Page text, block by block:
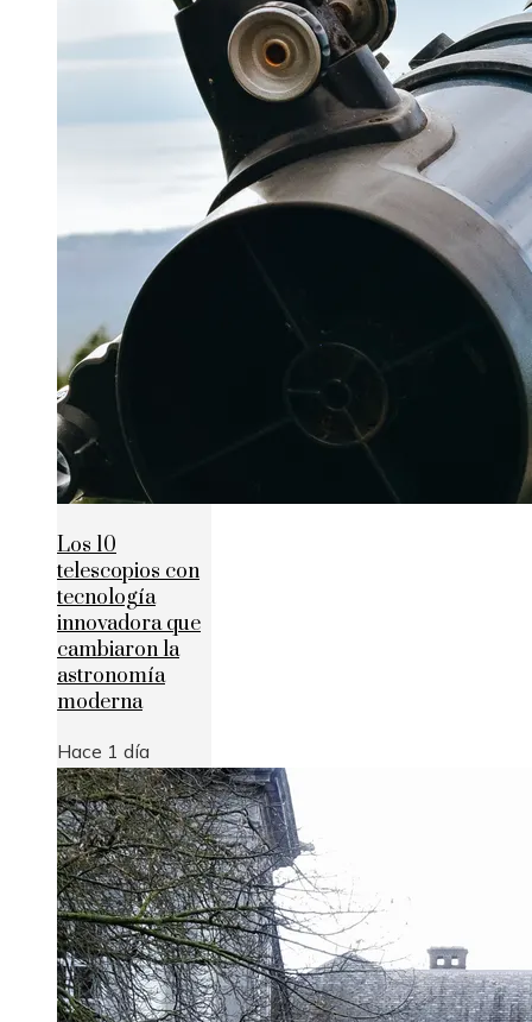
Los 10
telescopios con
tecnología
innovadora que
cambiaron la
astronomía
moderna
Hace 1 día